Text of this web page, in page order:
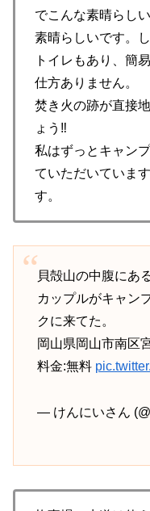
でこんな素晴らし
素晴らしいです。
トイレもあり、簡
仕方ありません。
焚き火の跡が直接
ょう‼️
私はずっとキャン
ていただいていま
す。
貝殻山の中腹にあ
カップルがキャン
クに来てた。
岡山県岡山市南区
料金:無料
— けんにいさん